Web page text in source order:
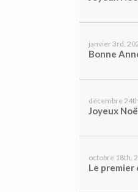
janvier 3rd,
Bonne
décembre
Joyeux
octobre 18th,
Le premier